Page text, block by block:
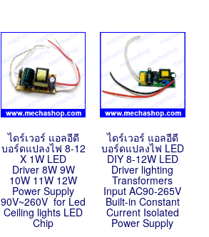
ไดร์เวอร์ แอลอีดี
บอร์ดแปลงไฟ 8-12
X 1W LED
Driver 8W 9W
10W 11W 12W
Power Supply
90V~260V for Led
Ceiling lights LED
Chip
ไดร์เวอร์ แอลอีดี
บอร์ดแปลงไฟ LED
DIY 8-12W LED
Driver lighting
Transformers
Input AC90-265V
Built-in Constant
Current Isolated
Power Supply